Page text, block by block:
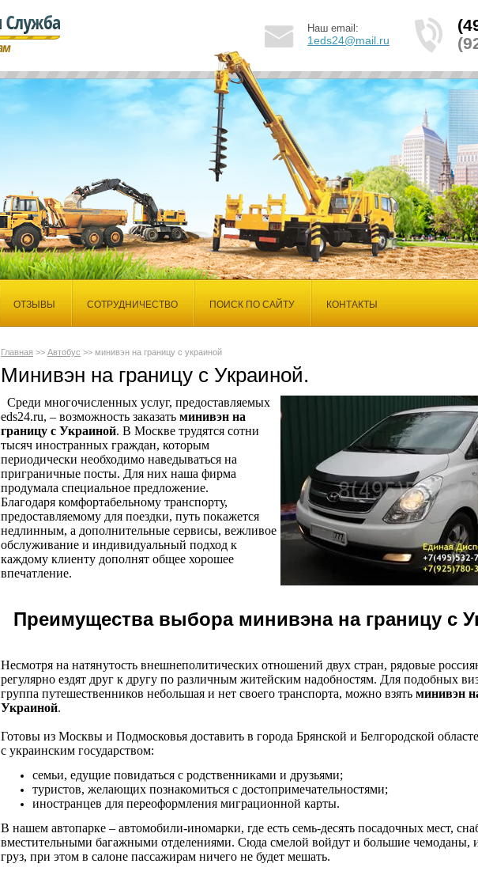
Наш email:
1eds24@mail.ru
ОТЗЫВЫ СОТРУДНИЧЕСТВО ПОИСК ПО САЙТУ КОНТАКТЫ
Главная >> Автобус >> минивэн на границу с украиной
Минивэн на границу с Украиной.
Среди многочисленных услуг, предоставляемых
eds24.ru, – возможность заказать минивэн на
границу с Украиной. В Москве трудятся сотни
тысяч иностранных граждан, которым
периодически необходимо наведываться на
приграничные посты. Для них наша фирма
продумала специальное предложение.
Благодаря комфортабельному транспорту,
предоставляемому для поездки, путь покажется
недлинным, а дополнительные сервисы, вежливое
обслуживание и индивидуальный подход к
каждому клиенту дополнят общее хорошее
впечатление.
Преимущества выбора минивэна на границу с
Несмотря на натянутость внешнеполитических отношений двух стран, рядовые
регулярно ездят друг к другу по различным житейским надобностям. Для подобных
группа путешественников небольшая и нет своего транспорта, можно взять минивэн
Украиной.
Готовы из Москвы и Подмосковья доставить в города Брянской и Белгородской
с украинским государством:
семьи, едущие повидаться с родственниками и друзьями;
туристов, желающих познакомиться с достопримечательностями;
иностранцев для переоформления миграционной карты.
В нашем автопарке – автомобили-иномарки, где есть семь-десять посадочных мест,
вместительными багажными отделениями. Сюда смелой войдут и большие чемоданы,
груз, при этом в салоне пассажирам ничего не будет мешать.